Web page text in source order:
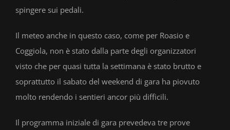
spingere sui pedali.
Il meteo anche in questo caso, come per Roasio e
Coggiola, non è stato dalla parte degli organizzatori
visto che per quasi tutta la settimana è stato brutto e
soprattutto il sabato del weekend di gara ha piovuto
molto rendendo i sentieri ancor più difficili.
Il programma iniziale di gara prevedeva tre prove